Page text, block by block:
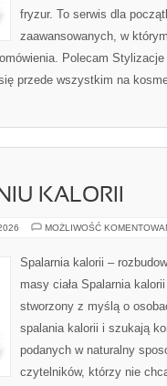
fryzur. To serwis dla
zaawansowanych, w
Polecam
przede wszystkim na
KALORII
MOŻLIWOŚĆ
Spalarnia kalorii –
masy ciała Spalarnia
stworzony z myślą o
spalania kalorii i szukają
podanych w naturalny
czytelników, którzy nie